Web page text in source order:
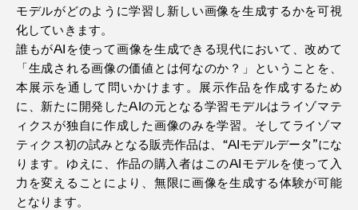
モデルがどのように学習し新しい画像を生成するかを可視
化していきます。
誰もがAIを使って画像を生成できる現代において、改めて
「生成される画像の価値とは何なのか？」ということを、
本展示を通して問いかけます。展示作品を作成するため
に、新たに開発したAIの元となる学習モデルはライゾマテ
ィクスが独自に作成した画像のみを学習。そしてライゾマ
ティクス初の試みとなる販売作品は、“AIモデルデータ”にな
ります。ゆえに、作品の購入者はこのAIモデルを使って入
力を変えることにより、無限に画像を生成する体験が可能
となります。